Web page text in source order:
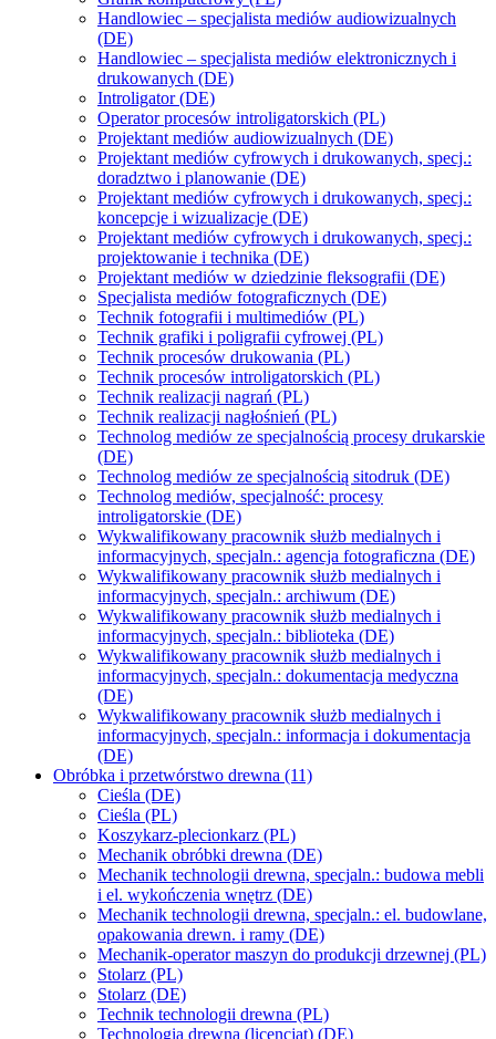
Handlowiec – specjalista mediów audiowizualnych
(DE)
Handlowiec – specjalista mediów elektronicznych i
drukowanych (DE)
Introligator (DE)
Operator procesów introligatorskich (PL)
Projektant mediów audiowizualnych (DE)
Projektant mediów cyfrowych i drukowanych, specj.:
doradztwo i planowanie (DE)
Projektant mediów cyfrowych i drukowanych, specj.:
koncepcje i wizualizacje (DE)
Projektant mediów cyfrowych i drukowanych, specj.:
projektowanie i technika (DE)
Projektant mediów w dziedzinie fleksografii (DE)
Specjalista mediów fotograficznych (DE)
Technik fotografii i multimediów (PL)
Technik grafiki i poligrafii cyfrowej (PL)
Technik procesów drukowania (PL)
Technik procesów introligatorskich (PL)
Technik realizacji nagrań (PL)
Technik realizacji nagłośnień (PL)
Technolog mediów ze specjalnością procesy drukarskie
(DE)
Technolog mediów ze specjalnością sitodruk (DE)
Technolog mediów, specjalność: procesy
introligatorskie (DE)
Wykwalifikowany pracownik służb medialnych i
informacyjnych, specjaln.: agencja fotograficzna (DE)
Wykwalifikowany pracownik służb medialnych i
informacyjnych, specjaln.: archiwum (DE)
Wykwalifikowany pracownik służb medialnych i
informacyjnych, specjaln.: biblioteka (DE)
Wykwalifikowany pracownik służb medialnych i
informacyjnych, specjaln.: dokumentacja medyczna
(DE)
Wykwalifikowany pracownik służb medialnych i
informacyjnych, specjaln.: informacja i dokumentacja
(DE)
Obróbka i przetwórstwo drewna (11)
Cieśla (DE)
Cieśla (PL)
Koszykarz-plecionkarz (PL)
Mechanik obróbki drewna (DE)
Mechanik technologii drewna, specjaln.: budowa mebli
i el. wykończenia wnętrz (DE)
Mechanik technologii drewna, specjaln.: el. budowlane,
opakowania drewn. i ramy (DE)
Mechanik-operator maszyn do produkcji drzewnej (PL)
Stolarz (PL)
Stolarz (DE)
Technik technologii drewna (PL)
Technologia drewna (licencjat) (DE)